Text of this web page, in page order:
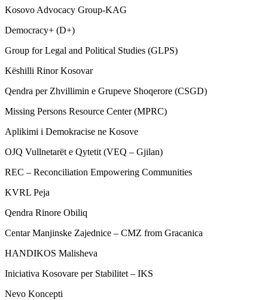
Kosovo Advocacy Group-KAG
Democracy+ (D+)
Group for Legal and Political Studies (GLPS)
Këshilli Rinor Kosovar
Qendra per Zhvillimin e Grupeve Shoqerore (CSGD)
Missing Persons Resource Center (MPRC)
Aplikimi i Demokracise ne Kosove
OJQ Vullnetarët e Qytetit (VEQ – Gjilan)
REC – Reconciliation Empowering Communities
KVRL Peja
Qendra Rinore Obiliq
Centar Manjinske Zajednice – CMZ from Gracanica
HANDIKOS Malisheva
Iniciativa Kosovare per Stabilitet – IKS
Nevo Koncepti